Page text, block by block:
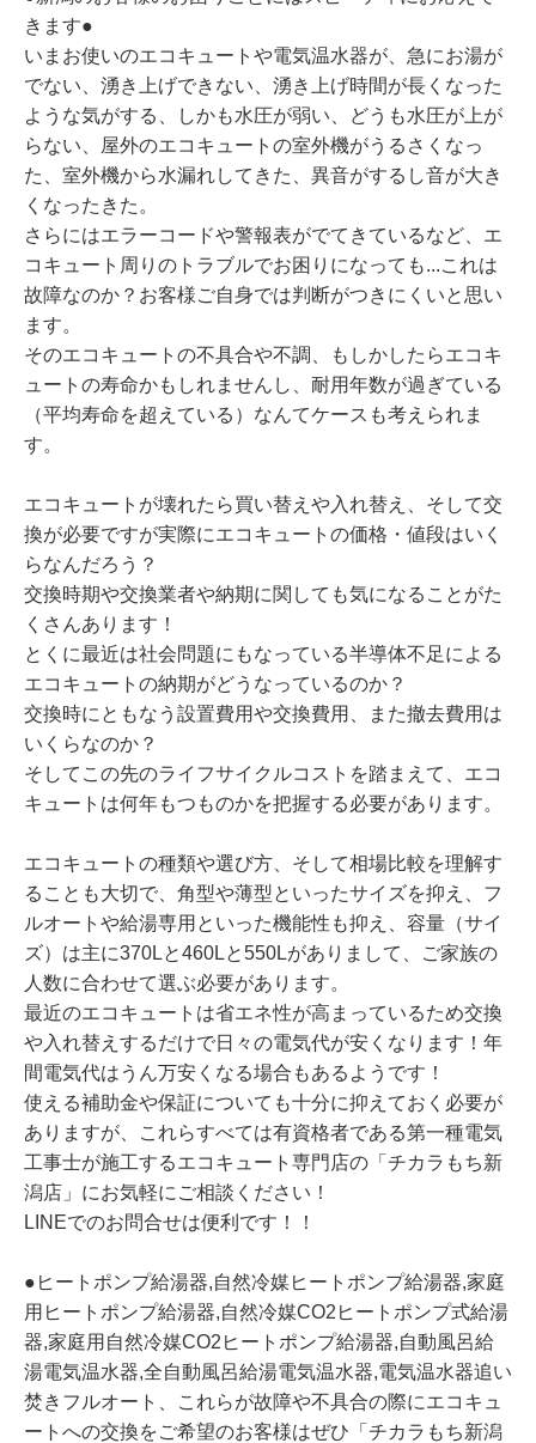
きます●
いまお使いのエコキュートや電気温水器が、急にお湯が
でない、湧き上げできない、湧き上げ時間が長くなった
ような気がする、しかも水圧が弱い、どうも水圧が上が
らない、屋外のエコキュートの室外機がうるさくなっ
た、室外機から水漏れしてきた、異音がするし音が大き
くなったきた。
さらにはエラーコードや警報表がでてきているなど、エ
コキュート周りのトラブルでお困りになっても...これは
故障なのか？お客様ご自身では判断がつきにくいと思い
ます。
そのエコキュートの不具合や不調、もしかしたらエコキ
ュートの寿命かもしれませんし、耐用年数が過ぎている
（平均寿命を超えている）なんてケースも考えられま
す。
エコキュートが壊れたら買い替えや入れ替え、そして交
換が必要ですが実際にエコキュートの価格・値段はいく
らなんだろう？
交換時期や交換業者や納期に関しても気になることがた
くさんあります！
とくに最近は社会問題にもなっている半導体不足による
エコキュートの納期がどうなっているのか？
交換時にともなう設置費用や交換費用、また撤去費用は
いくらなのか？
そしてこの先のライフサイクルコストを踏まえて、エコ
キュートは何年もつものかを把握する必要があります。
エコキュートの種類や選び方、そして相場比較を理解す
ることも大切で、角型や薄型といったサイズを抑え、フ
ルオートや給湯専用といった機能性も抑え、容量（サイ
ズ）は主に370Lと460Lと550Lがありまして、ご家族の
人数に合わせて選ぶ必要があります。
最近のエコキュートは省エネ性が高まっているため交換
や入れ替えするだけで日々の電気代が安くなります！年
間電気代はうん万安くなる場合もあるようです！
使える補助金や保証についても十分に抑えておく必要が
ありますが、これらすべては有資格者である第一種電気
工事士が施工するエコキュート専門店の「チカラもち新
潟店」にお気軽にご相談ください！
LINEでのお問合せは便利です！！
●ヒートポンプ給湯器,自然冷媒ヒートポンプ給湯器,家庭
用ヒートポンプ給湯器,自然冷媒CO2ヒートポンプ式給湯
器,家庭用自然冷媒CO2ヒートポンプ給湯器,自動風呂給
湯電気温水器,全自動風呂給湯電気温水器,電気温水器追い
焚きフルオート、これらが故障や不具合の際にエコキュ
ートへの交換をご希望のお客様はぜひ「チカラもち新潟